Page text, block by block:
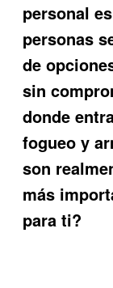
personal
personas
de
sin
donde
fogueo y
son
más
para ti?